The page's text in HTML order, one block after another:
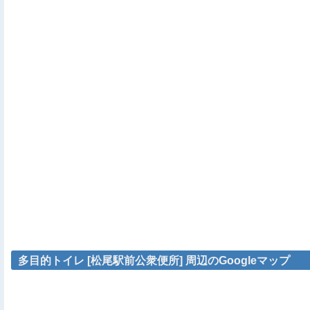
多目的トイレ [松尾駅前公衆便所] 周辺のGoogleマップ